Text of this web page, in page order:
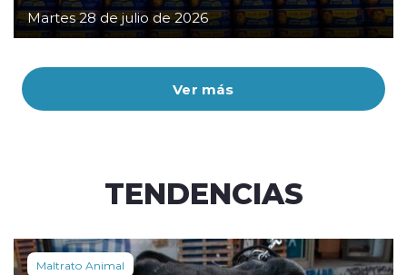
Ver más
Martes 28 de julio de 2026
TENDENCIAS
Maltrato Animal